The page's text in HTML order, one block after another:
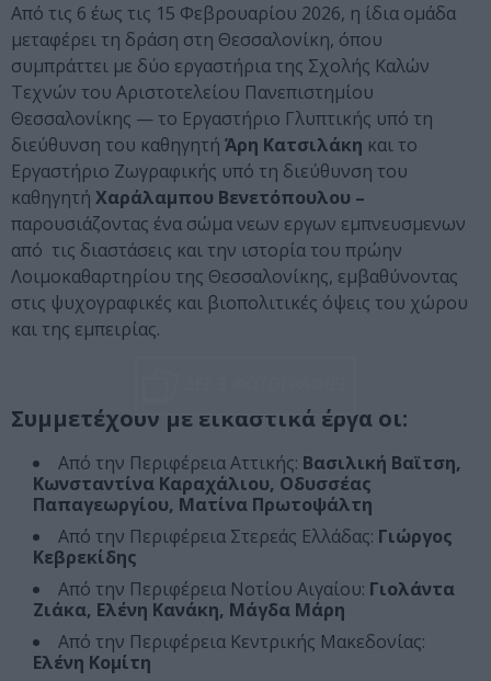
Από τις 6 έως τις 15 Φεβρουαρίου 2026, η ίδια ομάδα
μεταφέρει τη δράση στη Θεσσαλονίκη, όπου
συμπράττει με δύο εργαστήρια της Σχολής Καλών
Τεχνών του Αριστοτελείου Πανεπιστημίου
Θεσσαλονίκης — το Εργαστήριο Γλυπτικής υπό τη
διεύθυνση του καθηγητή Άρη Κατσιλάκη και το
Εργαστήριο Ζωγραφικής υπό τη διεύθυνση του
καθηγητή Χαράλαμπου Βενετόπουλου –
παρουσιάζοντας ένα σώμα νεων εργων εμπνευσμενων
από τις διαστάσεις και την ιστορία του πρώην
Λοιμοκαθαρτηρίου της Θεσσαλονίκης, εμβαθύνοντας
στις ψυχογραφικές και βιοπολιτικές όψεις του χώρου
και της εμπειρίας.
Συμμετέχουν με εικαστικά έργα οι:
Από την Περιφέρεια Αττικής: Βασιλική Βαϊτση,
Κωνσταντίνα Καραχάλιου, Οδυσσέας
Παπαγεωργίου, Ματίνα Πρωτοψάλτη
Από την Περιφέρεια Στερεάς Ελλάδας: Γιώργος
Κεβρεκίδης
Από την Περιφέρεια Νοτίου Αιγαίου: Γιολάντα
Ζιάκα, Ελένη Κανάκη, Μάγδα Μάρη
Από την Περιφέρεια Κεντρικής Μακεδονίας:
Ελένη Κομίτη